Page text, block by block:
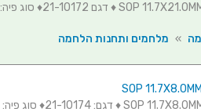
» מלחמים ותחנות הלחמה